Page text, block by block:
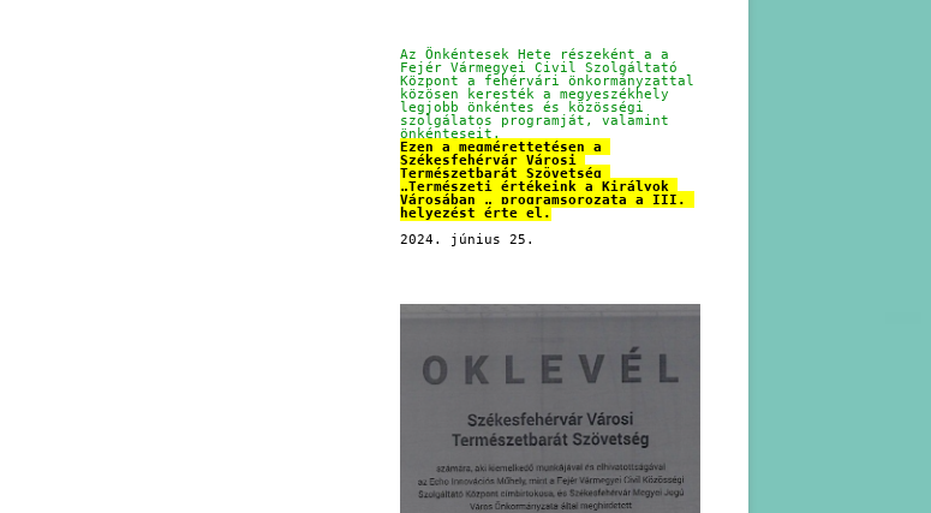
Az Önkéntesek Hete részeként a a
Fejér Vármegyei Civil Szolgáltató
Központ a fehérvári önkormányzattal
közösen keresték a megyeszékhely
legjobb önkéntes és közösségi
szolgálatos programját, valamint
önkénteseit.
Ezen a megmérettetésen a
Székesfehérvár Városi
Természetbarát Szövetség
„Természeti értékeink a Királyok
Városában „ programsorozata a III.
helyezést érte el.
2024. június 25.